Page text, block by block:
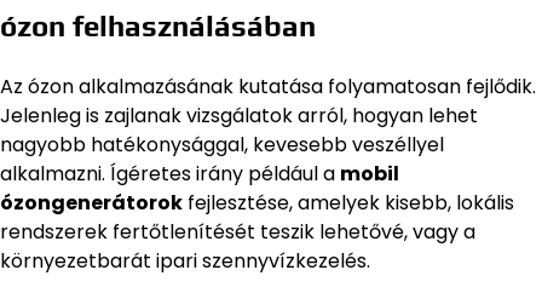
ózon felhasználásában
Az ózon alkalmazásának kutatása folyamatosan fejlődik.
Jelenleg is zajlanak vizsgálatok arról, hogyan lehet
nagyobb hatékonysággal, kevesebb veszéllyel
alkalmazni. Ígéretes irány például a mobil
ózongenerátorok fejlesztése, amelyek kisebb, lokális
rendszerek fertőtlenítését teszik lehetővé, vagy a
környezetbarát ipari szennyvízkezelés.